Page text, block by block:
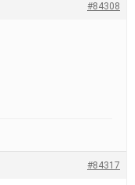
#84308
#84317